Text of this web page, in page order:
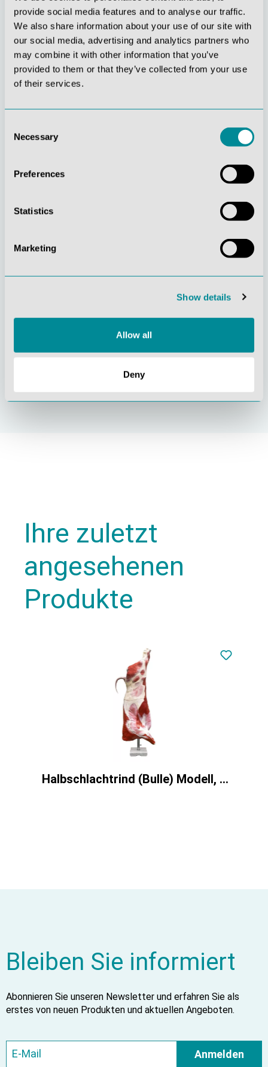
provide social media features and to analyse our traffic.
We also share information about your use of our site with
our social media, advertising and analytics partners who
may combine it with other information that you’ve
provided to them or that they’ve collected from your use
of their services.
Selection
Necessary
Preferences
Statistics
Marketing
Show details
Allow all
Deny
Innovationskraft
Verantwortung
Gelebte
Verständnis für
Ihre zuletzt
angesehenen
Produkte
Halbschlachtrind (Bulle) Modell, natürliche Größe
Bleiben Sie informiert
Abonnieren Sie unseren Newsletter und erfahren Sie als
erstes von neuen Produkten und aktuellen Angeboten.
Anmelden